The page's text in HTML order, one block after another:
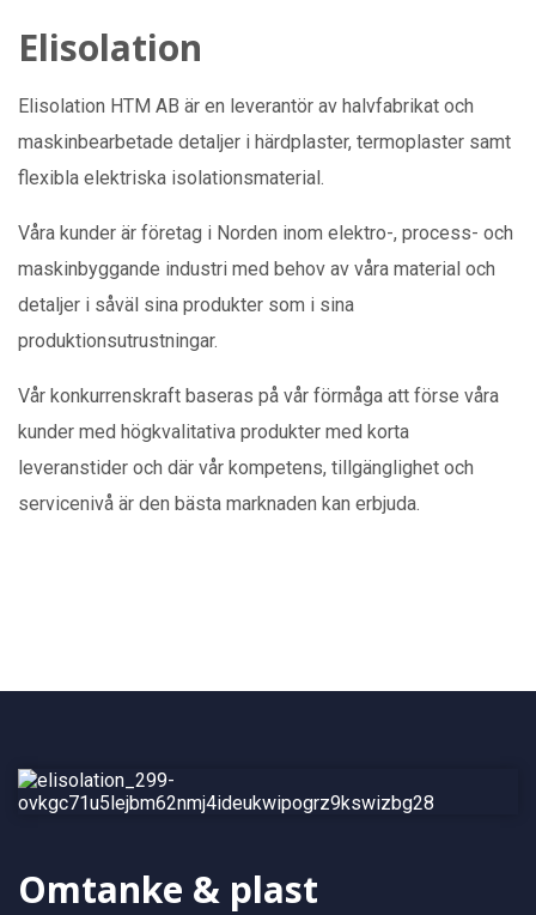
Elisolation
Elisolation HTM AB är en leverantör av halvfabrikat och
maskinbearbetade detaljer i härdplaster, termoplaster samt
flexibla elektriska isolationsmaterial.
Våra kunder är företag i Norden inom elektro-, process- och
maskinbyggande industri med behov av våra material och
detaljer i såväl sina produkter som i sina
produktionsutrustningar.
Vår konkurrenskraft baseras på vår förmåga att förse våra
kunder med högkvalitativa produkter med korta
leveranstider och där vår kompetens, tillgänglighet och
servicenivå är den bästa marknaden kan erbjuda.
Omtanke & plast